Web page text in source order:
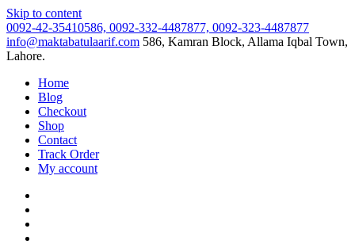
Skip to content
0092-42-35410586, 0092-332-4487877, 0092-323-4487877
info@maktabatulaarif.com 586, Kamran Block, Allama Iqbal Town,
Lahore.
Home
Blog
Checkout
Shop
Contact
Track Order
My account